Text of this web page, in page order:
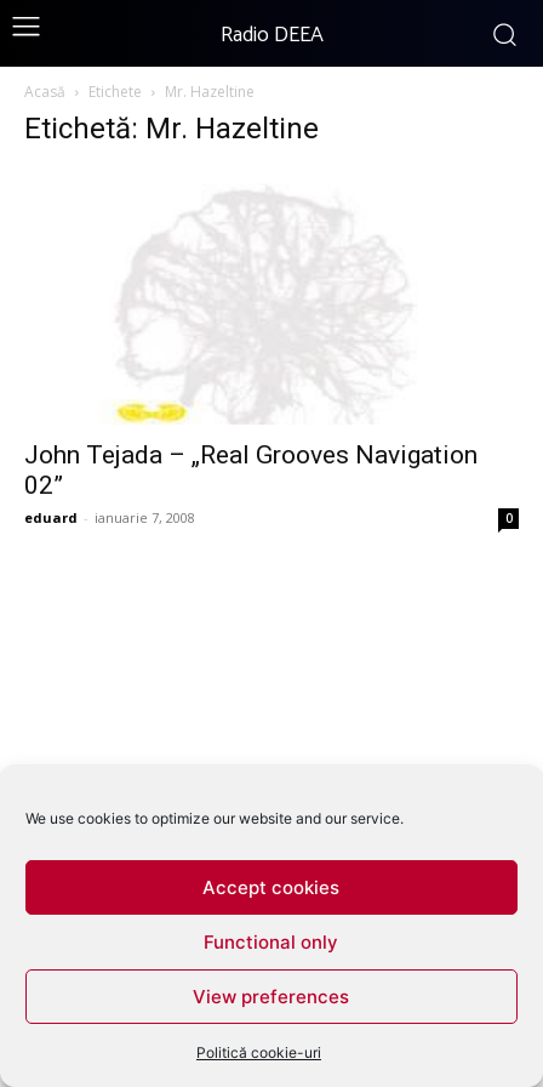
We use cookies to optimize our website and our service.
Accept cookies
Functional only
View preferences
Politică cookie-uri
Radio DEEA
Acasă Etichete Mr. Hazeltine
Etichetă: Mr. Hazeltine
John Tejada – „Real Grooves Navigation
02”
eduard - ianuarie 7, 2008 0